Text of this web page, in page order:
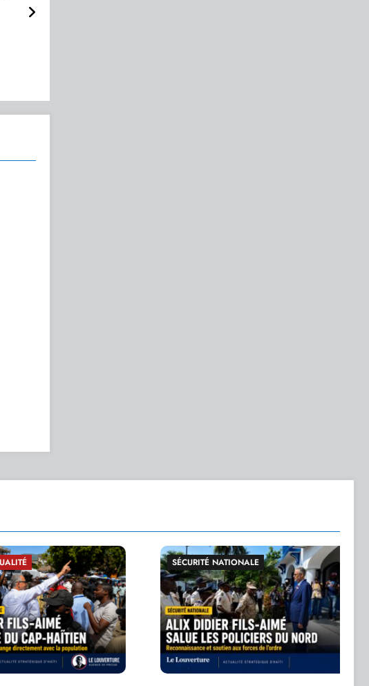
SÉCURITÉ NATIONALE GRANDE ACTUALITÉ